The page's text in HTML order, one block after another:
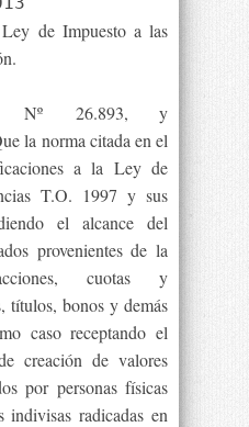
de Impuesto a las
Nº 26.893, y
la norma citada en el
a la Ley de
T.O. 1997 y sus
el alcance del
provenientes de la
cuotas y
títulos, bonos y demás
caso receptando el
creación de valores
por personas físicas
indivisas radicadas en